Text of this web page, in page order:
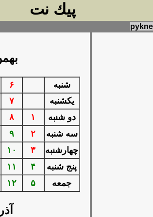
پيك نت
۶
شنبه
۷
يكشنبه
۸ ۱
دو شنبه
۹ ۲
سه شنبه
۱۰ ۳
چهارشنبه
۱۱ ۴
پنج شنبه
۱۲ ۵ جمعه